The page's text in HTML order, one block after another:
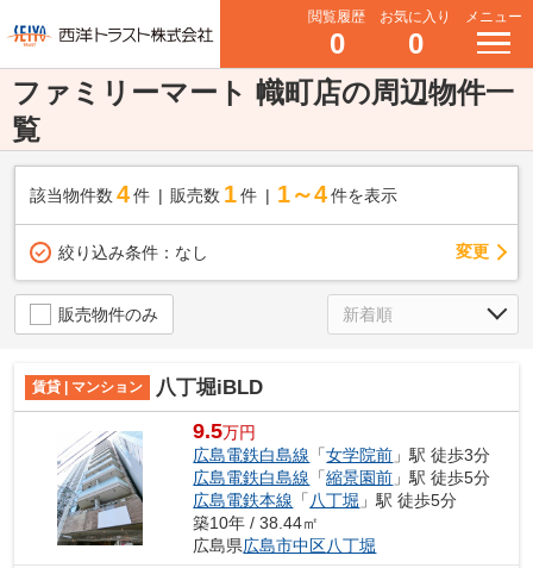
閲覧履歴
0
お気に入り
0
メニュー
ファミリーマート 幟町店の周辺物件一
覧
該当物件数 4件 販売数 1 件 1～4 件を表示
絞り込み条件： なし 変更
販売物件のみ
賃貸 | マンション 八丁堀iBLD
9.5万円
広島電鉄白島線 「女学院前 」駅 徒歩3分
広島電鉄白島線 「縮景園前 」駅 徒歩5分
広島電鉄本線 「 八丁堀 」駅 徒歩5分
築10年 / 38.44㎡
広島県広島市中区八丁堀